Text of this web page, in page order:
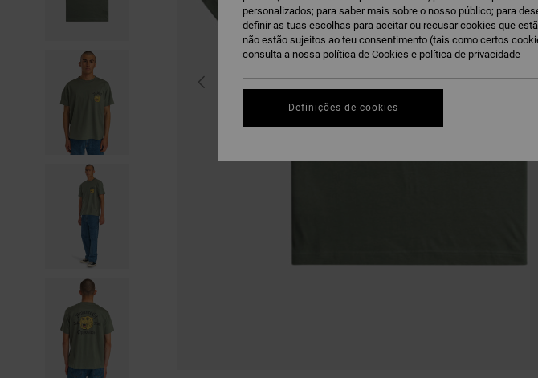
personalizados; para saber mais sobre o nosso público; para
definir as tuas escolhas para aceitar ou recusar cookies que
não estão sujeitos ao teu consentimento (tais como certos
consulta a nossa política de Cookies e política de privacidade
Definições de cookies